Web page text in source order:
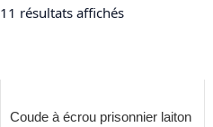
11 résultats affichés
Coude à écrou prisonnier laiton